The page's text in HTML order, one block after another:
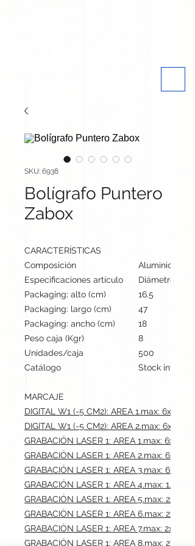
SKU: 6938
Bolígrafo Puntero
Zabox
CARACTERÍSTICAS
Composición
Aluminio/
Especificaciones artículo
Diámetro: 1
Packaging: alto (cm)
16.5
Packaging: largo (cm)
47
Packaging: ancho (cm)
18
Peso caja (Kgr)
8
Unidades/caja
500
Catálogo
Stock
MARCAJE
DIGITAL W1 (-5 CM2): AREA 1.max: 6x0.6 cm
DIGITAL W1 (-5 CM2): AREA 2.max: 6x0.6 cm
GRABACIÓN LASER 1: AREA 1.max: 6x0.6
GRABACIÓN LASER 1: AREA 2.max: 6x0.6
GRABACIÓN LASER 1: AREA 3.max: 6x0.6
GRABACIÓN LASER 1: AREA 4.max: 1.5x0.6
GRABACIÓN LASER 1: AREA 5.max: 2x0.3
GRABACIÓN LASER 1: AREA 6.max: 2x0.6
GRABACIÓN LASER 1: AREA 7.max: 2x0.6 cm
GRABACIÓN LASER 1: AREA 8.max: 2x0.6